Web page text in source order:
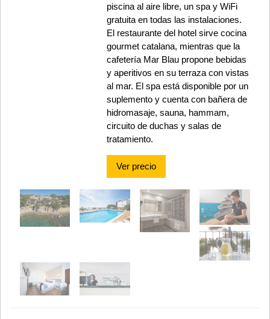
piscina al aire libre, un spa y WiFi
gratuita en todas las instalaciones.
El restaurante del hotel sirve cocina
gourmet catalana, mientras que la
cafetería Mar Blau propone bebidas
y aperitivos en su terraza con vistas
al mar. El spa está disponible por un
suplemento y cuenta con bañera de
hidromasaje, sauna, hammam,
circuito de duchas y salas de
tratamiento.
Ver precio